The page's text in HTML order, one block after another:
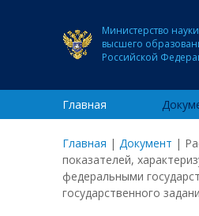
Министерство
высшего
Российской
Главная
Главная | Документ |
показателей,
федеральными
государственного